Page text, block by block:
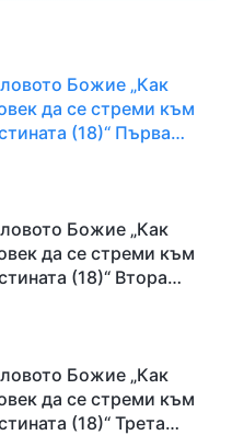
Божие „Как
да се стреми към
(18)“ Първа
Божие „Как
да се стреми към
(18)“ Втора
Божие „Как
да се стреми към
(18)“ Трета